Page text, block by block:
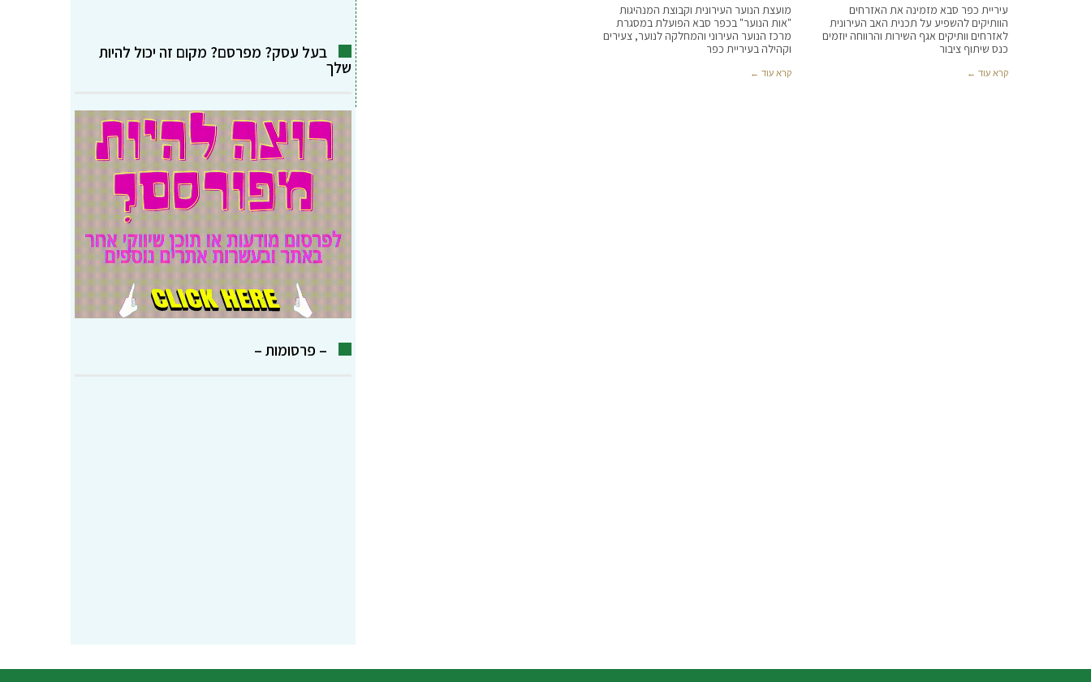
עיריית כפר סבא מזמינה את האזרחים
הוותיקים להשפיע על תכנית האב העירונית
לאזרחים וותיקים אגף השירות והרווחה יוזמים
כנס שיתוף ציבור
קרא עוד ←
מועצת הנוער העירונית וקבוצת המנהיגות
"אות הנוער" בכפר סבא הפועלת במסגרת
מרכז הנוער העירוני והמחלקה לנוער, צעירים
וקהילה בעיריית כפר
קרא עוד ←
בעל עסק? מפרסם? מקום זה יכול להיות
שלך
– פרסומות –